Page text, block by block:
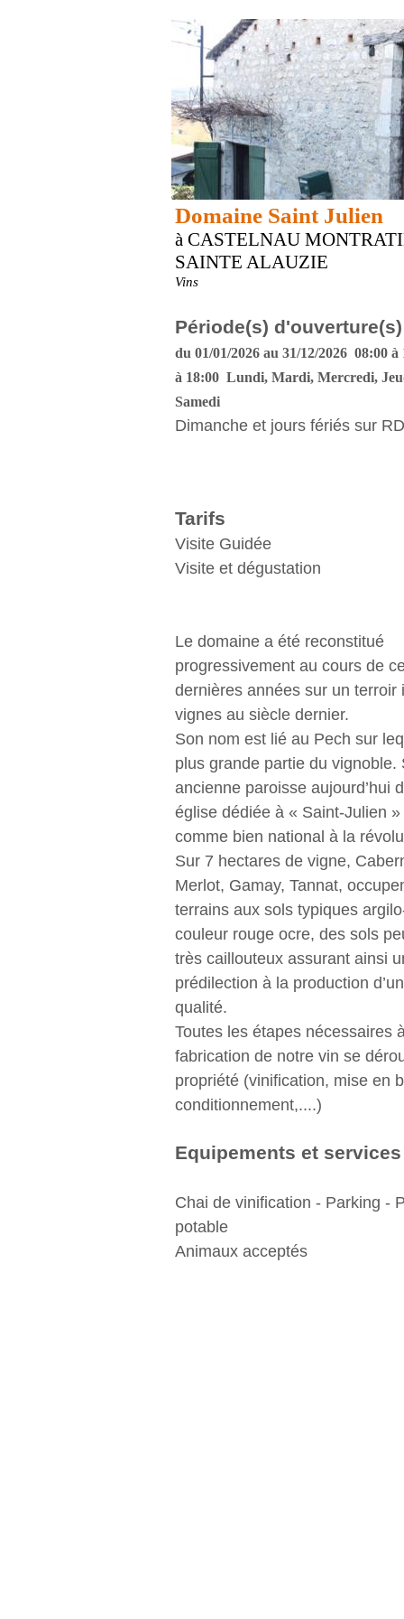
Domaine Saint Julien
à CASTELNAU
SAINTE ALAUZIE
Vins
Période(s) d'ouverture(s)
du 01/01/2026 au 31/12/2026 08:00
à 18:00 Lundi, Mardi, Mercredi,
Samedi
Dimanche et jours fériés sur
Tarifs
Visite Guidée
Visite et dégustation
Le domaine a été reconstitué
progressivement au cours de
dernières années sur un terroir
vignes au siècle dernier.
Son nom est lié au Pech sur
plus grande partie du vignoble.
ancienne paroisse aujourd’hui
église dédiée à « Saint-Julien
comme bien national à la
Sur 7 hectares de vigne,
Merlot, Gamay, Tannat,
terrains aux sols typiques
couleur rouge ocre, des sols
très caillouteux assurant ainsi
prédilection à la production
qualité.
Toutes les étapes nécessaires
fabrication de notre vin se
propriété (vinification, mise en
conditionnement,....)
Equipements et services
Chai de vinification - Parking -
potable
Animaux acceptés